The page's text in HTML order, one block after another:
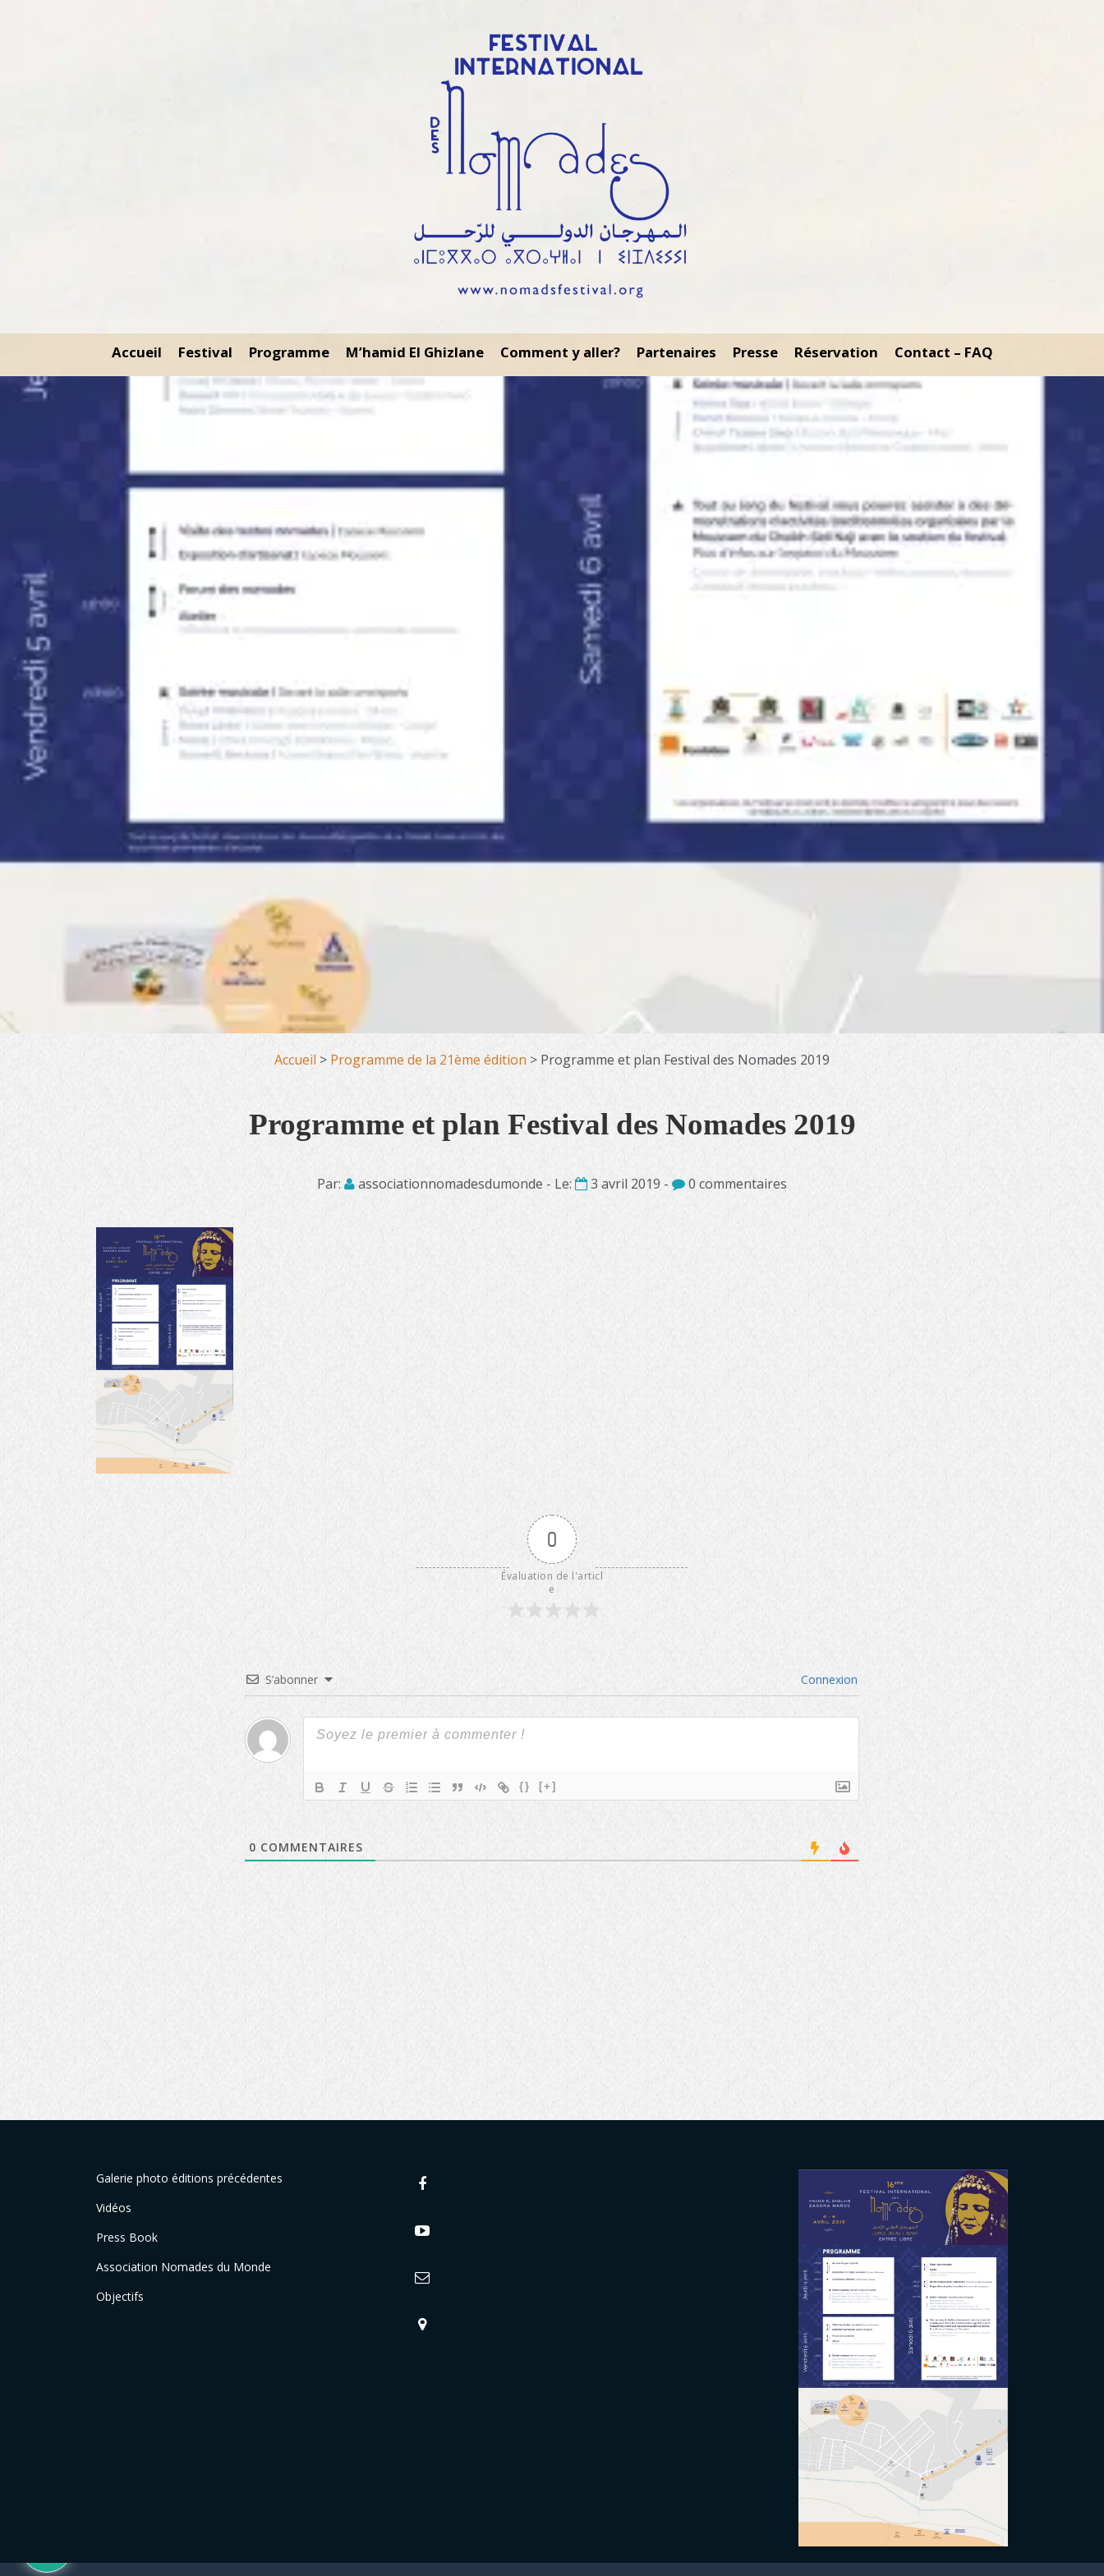
Accueil Festival Programme M’hamid El Ghizlane Comment y aller? Partenaires Presse Réservation Contact – FAQ
Accueil > Programme de la 21ème édition > Programme et plan Festival des Nomades 2019
Programme et plan Festival des Nomades 2019
Par: associationnomadesdumonde - Le: 3 avril 2019 - 0 commentaires
0
Évaluation de l'articl
e
S’abonner Connexion
{} [+]
0 COMMENTAIRES
Galerie photo éditions précédentes
Vidéos
Press Book
Association Nomades du Monde
Objectifs